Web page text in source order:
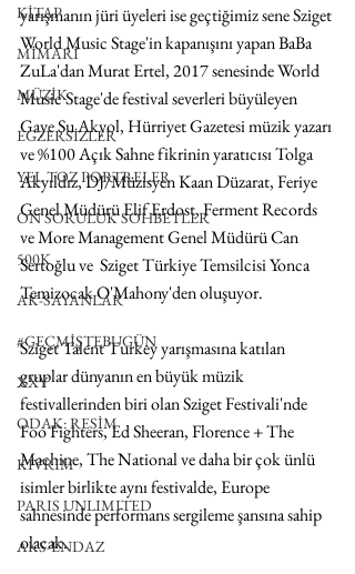
KİTAP
MİMARİ
MÜZİK
EGZERSİZLER
YEL TOZ PORTRELER
ON SORULUK SOHBETLER
500K
AK-SAYANLAR
#GEÇMİŞTEBUGÜN
XXY
ODAK: RESİM
KIVRIM
PARIS UNLIMITED
AKS-ENDAZ
yarışmanın jüri üyeleri ise geçtiğimiz sene Sziget
World Music Stage'in kapanışını yapan BaBa
ZuLa'dan Murat Ertel, 2017 senesinde World
Music Stage'de festival severleri büyüleyen
Gaye Su Akyol, Hürriyet Gazetesi müzik yazarı
ve %100 Açık Sahne fikrinin yaratıcısı Tolga
Akyıldız, DJ/Müzisyen Kaan Düzarat, Feriye
Genel Müdürü Elif Erdost, Ferment Records
ve More Management Genel Müdürü Can
Sertoğlu ve  Sziget Türkiye Temsilcisi Yonca
Temizocak O'Mahony'den oluşuyor.
Sziget Talent Turkey yarışmasına katılan
gruplar dünyanın en büyük müzik
festivallerinden biri olan Sziget Festivali'nde
Foo Fighters, Ed Sheeran, Florence + The
Machine, The National ve daha bir çok ünlü
isimler birlikte aynı festivalde, Europe
sahnesinde performans sergileme şansına sahip
olacak.